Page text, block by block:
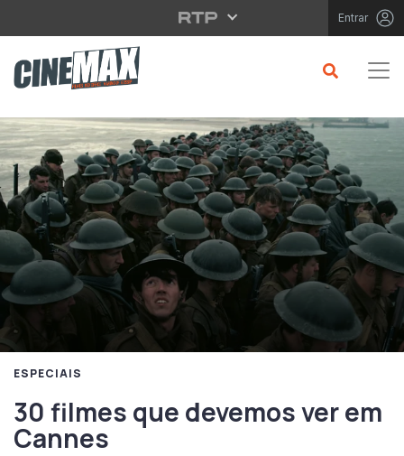
Saltar para o conteúdo principal Entrar
ESPECIAIS
30 filmes que devemos ver em
Cannes